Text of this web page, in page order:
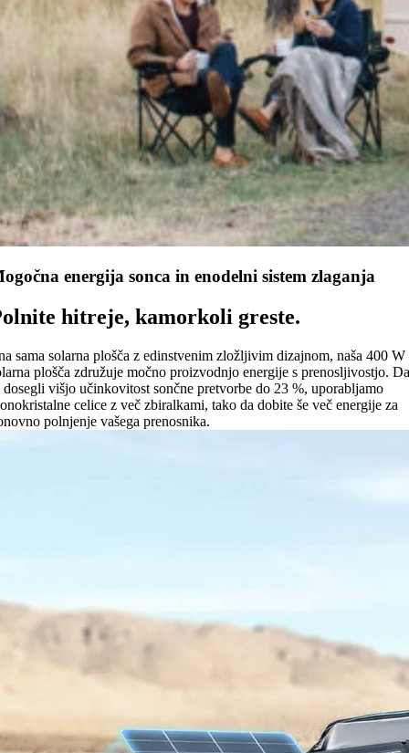
energija sonca in enodelni sistem zlaganja
hitreje, kamorkoli greste.
sama solarna plošča z edinstvenim zložljivim dizajnom, naša 400 W
plošča združuje močno proizvodnjo energije s prenosljivostjo. Da
dosegli višjo učinkovitost sončne pretvorbe do 23 %, uporabljamo
celice z več zbiralkami, tako da dobite še več energije za
polnjenje vašega prenosnika.